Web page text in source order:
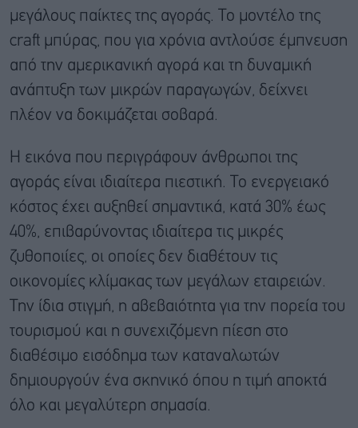
μεγάλους παίκτες της αγοράς. Το μοντέλο της
craft μπύρας, που για χρόνια αντλούσε έμπνευση
από την αμερικανική αγορά και τη δυναμική
ανάπτυξη των μικρών παραγωγών, δείχνει
πλέον να δοκιμάζεται σοβαρά.
Η εικόνα που περιγράφουν άνθρωποι της
αγοράς είναι ιδιαίτερα πιεστική. Το ενεργειακό
κόστος έχει αυξηθεί σημαντικά, κατά 30% έως
40%, επιβαρύνοντας ιδιαίτερα τις μικρές
ζυθοποιίες, οι οποίες δεν διαθέτουν τις
οικονομίες κλίμακας των μεγάλων εταιρειών.
Την ίδια στιγμή, η αβεβαιότητα για την πορεία του
τουρισμού και η συνεχιζόμενη πίεση στο
διαθέσιμο εισόδημα των καταναλωτών
δημιουργούν ένα σκηνικό όπου η τιμή αποκτά
όλο και μεγαλύτερη σημασία.